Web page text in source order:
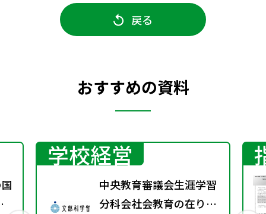
戻る
おすすめの資料
学校経営
中央教育審議会生涯学習
分科会社会教育の在り方